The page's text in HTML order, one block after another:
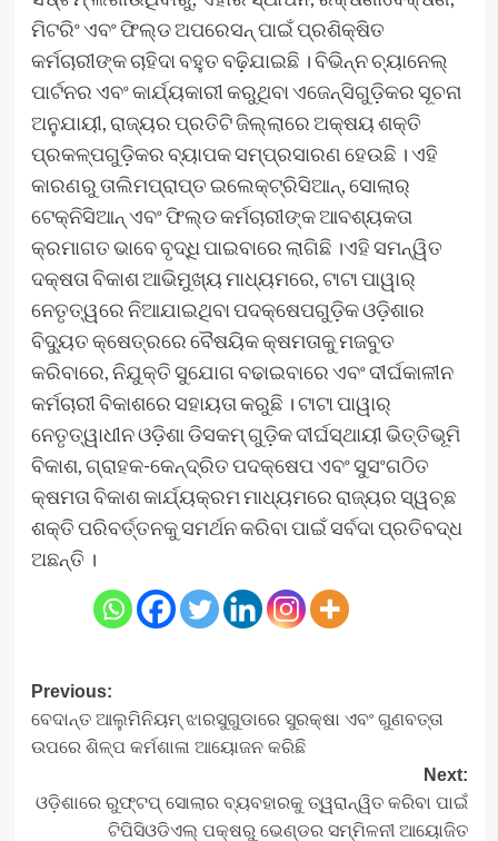
ମିଟରିଂ ଏବଂ ଫିଲ୍ଡ ଅପରେସନ୍ ପାଇଁ ପ୍ରଶିକ୍ଷିତ
କର୍ମଚାରୀଙ୍କ ଚାହିଦା ବହୁତ ବଢ଼ିଯାଇଛି । ବିଭିନ୍ନ ଚ୍ୟାନେଲ୍
ପାର୍ଟନର ଏବଂ କାର୍ଯ୍ୟକାରୀ କରୁଥିବା ଏଜେନ୍ସିଗୁଡ଼ିକର ସୂଚନା
ଅନୁଯାୟୀ, ରାଜ୍ୟର ପ୍ରତିଟି ଜିଲ୍ଲାରେ ଅକ୍ଷୟ ଶକ୍ତି
ପ୍ରକଳ୍ପଗୁଡ଼ିକର ବ୍ୟାପକ ସମ୍ପ୍ରସାରଣ ହେଉଛି । ଏହି
କାରଣରୁ ତାଲିମପ୍ରାପ୍ତ ଇଲେକ୍ଟ୍ରିସିଆନ୍‌, ସୋଲାର୍
ଟେକ୍ନିସିଆନ୍ ଏବଂ ଫିଲ୍ଡ କର୍ମଚାରୀଙ୍କ ଆବଶ୍ୟକତା
କ୍ରମାଗତ ଭାବେ ବୃଦ୍ଧି ପାଇବାରେ ଲାଗିଛି ।ଏହି ସମନ୍ୱିତ
ଦକ୍ଷତା ବିକାଶ ଆଭିମୁଖ୍ୟ ମାଧ୍ୟମରେ, ଟାଟା ପାୱାର୍
ନେତୃତ୍ୱରେ ନିଆଯାଇଥିବା ପଦକ୍ଷେପଗୁଡ଼ିକ ଓଡ଼ିଶାର
ବିଦ୍ୟୁତ କ୍ଷେତ୍ରରେ ବୈଷୟିକ କ୍ଷମତାକୁ ମଜବୁତ
କରିବାରେ, ନିଯୁକ୍ତି ସୁଯୋଗ ବଢାଇବାରେ ଏବଂ ଦୀର୍ଘକାଳୀନ
କର୍ମଚାରୀ ବିକାଶରେ ସହାୟତା କରୁଛି । ଟାଟା ପାୱାର୍
ନେତୃତ୍ୱାଧୀନ ଓଡ଼ିଶା ଡିସକମ୍ ଗୁଡ଼ିକ ଦୀର୍ଘସ୍ଥାୟୀ ଭିତ୍ତିଭୂମି
ବିକାଶ, ଗ୍ରାହକ-କେନ୍ଦ୍ରିତ ପଦକ୍ଷେପ ଏବଂ ସୁସଂଗଠିତ
କ୍ଷମତା ବିକାଶ କାର୍ଯ୍ୟକ୍ରମ ମାଧ୍ୟମରେ ରାଜ୍ୟର ସ୍ୱଚ୍ଛ
ଶକ୍ତି ପରିବର୍ତ୍ତନକୁ ସମର୍ଥନ କରିବା ପାଇଁ ସର୍ବଦା ପ୍ରତିବଦ୍ଧ
ଅଛନ୍ତି ।
Post
navigation
Previous:
ବେଦାନ୍ତ ଆଲୁମିନିୟମ୍ ଝାରସୁଗୁଡାରେ ସୁରକ୍ଷା ଏବଂ ଗୁଣବତ୍ତା
ଉପରେ ଶିଳ୍ପ କର୍ମଶାଳା ଆୟୋଜନ କରିଛି
Next:
ଓଡ଼ିଶାରେ ରୁଫ୍‌ଟପ୍ ସୋଲାର ବ୍ୟବହାରକୁ ତ୍ୱରାନ୍ୱିତ କରିବା ପାଇଁ
ଟିପିସିଓଡିଏଲ୍ ପକ୍ଷରୁ ଭେଣ୍ଡର ସମ୍ମିଳନୀ ଆୟୋଜିତ